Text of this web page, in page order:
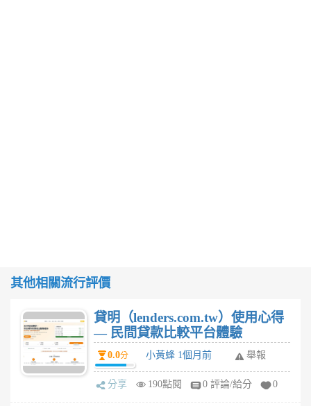
其他相關流行評價
貸明（lenders.com.tw）使用心得
— 民間貸款比較平台體驗
0.0分 小黃蜂 1個月前 舉報
分享 190點閱 0 評論/給分 0